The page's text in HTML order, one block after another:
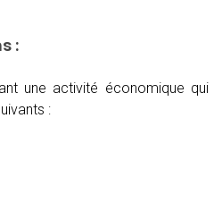
:
une activité économique qui
: